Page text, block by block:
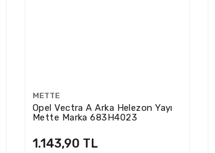
METTE
Opel Vectra A Arka Helezon Yayı
Mette Marka 683H4023
1.143,90 TL